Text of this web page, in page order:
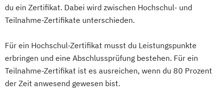
du ein Zertifikat. Dabei wird zwischen Hochschul- und
Teilnahme-Zertifikate unterschieden.
Für ein Hochschul-Zertifikat musst du Leistungspunkte
erbringen und eine Abschlussprüfung bestehen. Für ein
Teilnahme-Zertifikat ist es ausreichen, wenn du 80 Prozent
der Zeit anwesend gewesen bist.